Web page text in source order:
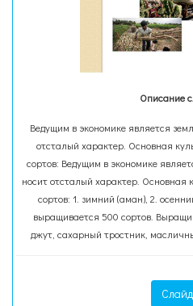
Описание
Ведущим в экономике является
отсталый характер. Основная
сортов: Ведущим в экономике
носит отсталый характер. Основная
сортов: 1. зимний (аман), 2.
выращивается 500 сортов.
джут, сахарный тростник,